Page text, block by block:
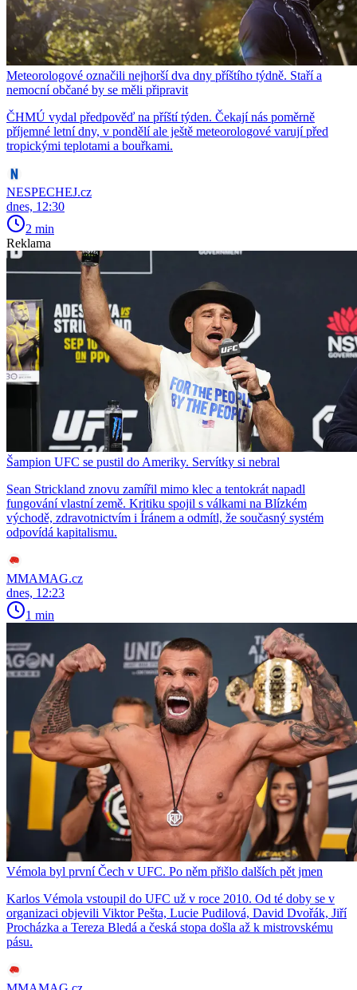
Meteorologové označili nejhorší dva dny příštího týdně. Staří a
nemocní občané by se měli připravit
ČHMÚ vydal předpověď na příští týden. Čekají nás poměrně
příjemné letní dny, v pondělí ale ještě meteorologové varují před
tropickými teplotami a bouřkami.
NESPECHEJ.cz
dnes, 12:30
2 min
Reklama
Šampion UFC se pustil do Ameriky. Servítky si nebral
Sean Strickland znovu zamířil mimo klec a tentokrát napadl
fungování vlastní země. Kritiku spojil s válkami na Blízkém
východě, zdravotnictvím i Íránem a odmítl, že současný systém
odpovídá kapitalismu.
MMAMAG.cz
dnes, 12:23
1 min
Vémola byl první Čech v UFC. Po něm přišlo dalších pět jmen
Karlos Vémola vstoupil do UFC už v roce 2010. Od té doby se v
organizaci objevili Viktor Pešta, Lucie Pudilová, David Dvořák, Jiří
Procházka a Tereza Bledá a česká stopa došla až k mistrovskému
pásu.